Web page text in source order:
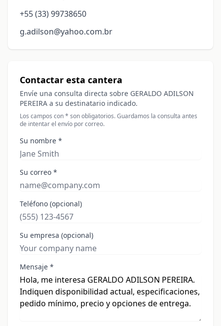
+55 (33) 99738650
g.adilson@yahoo.com.br
Contactar esta cantera
Envíe una consulta directa sobre GERALDO ADILSON
PEREIRA a su destinatario indicado.
Los campos con * son obligatorios. Guardamos la consulta antes
de intentar el envío por correo.
Su nombre *
Su correo *
Teléfono (opcional)
Su empresa (opcional)
Mensaje *